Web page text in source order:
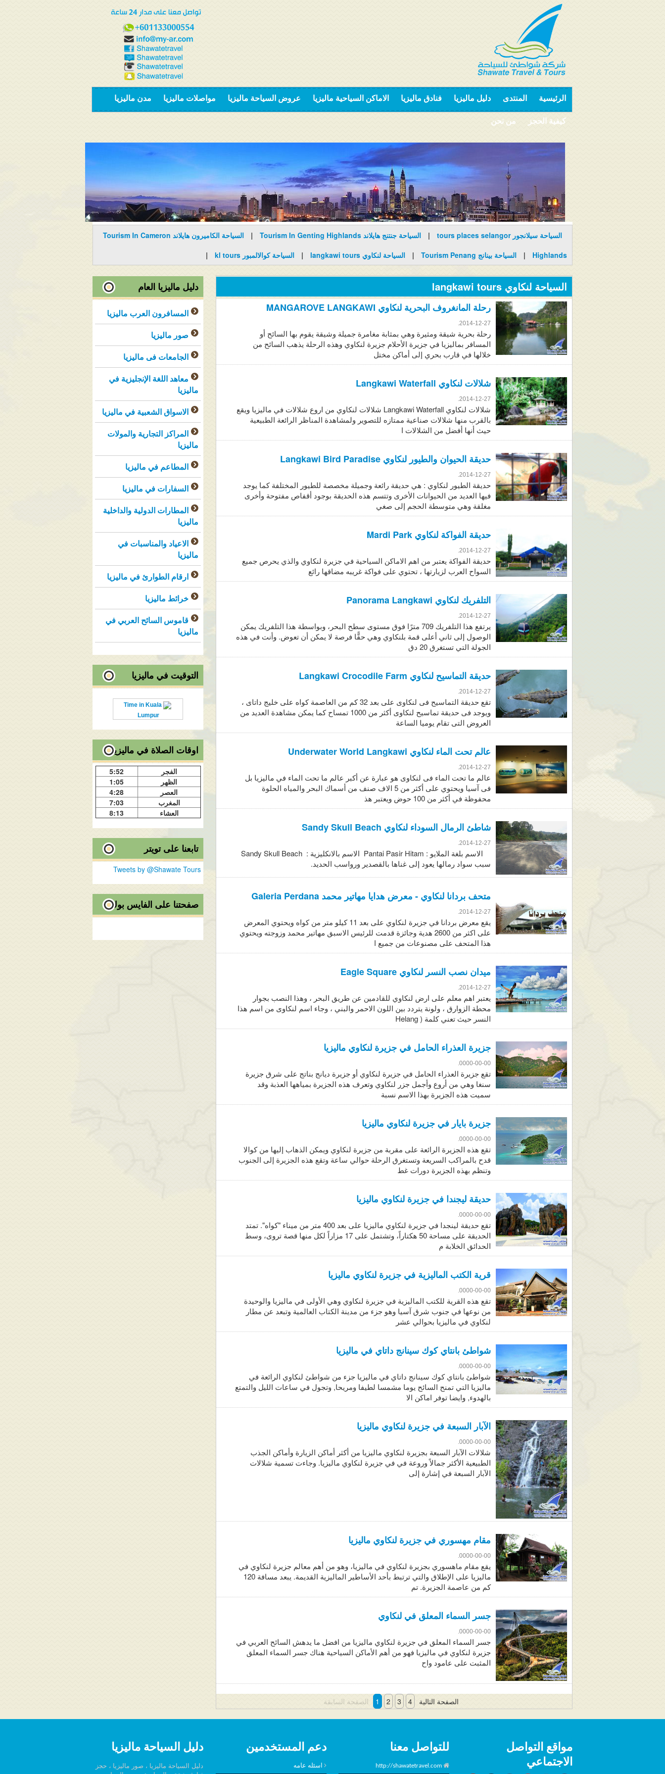
الرئيسية المنتدى دليل ماليزيا فنادق ماليزيا الاماكن السياحية ماليزيا عروض السياحة ماليزيا مواصلات ماليزيا مدن ماليزيا
كيفية الحجز من نحن
السياحة سيلانجور tours places selangor | السياحة جنتنج هايلاند Tourism In Genting Highlands |
السياحة الكاميرون هايلاند Tourism In Cameron
Highlands
| السياحة بينانج Tourism Penang | السياحة لنكاوي langkawi tours | السياحة كوالالمبور kl tours |
السياحة لنكاوي langkawi tours
رحلة المانغروف البحرية لنكاوي MANGAROVE LANGKAWI
2014-12-27.
رحلة بحرية شيقة ومثيرة وهي بمثابة مغامرة جميلة وشيقة يقوم بها السائح أو
المسافر بماليزيا في جزيرة الأحلام جزيرة لنكاوي وهذه الرحلة يذهب السائح من
خلالها في قارب بحري إلى أماكن مختل
شلالات لنكاوي Langkawi Waterfall
2014-12-27.
شلالات لنكاوي Langkawi Waterfall شلالات لنكاوي من اروع شلالات في ماليزيا ويقع
بالقرب منها شلالات صناعية ممتازه للتصوير ولمشاهدة المناظر الرائعة الطبيعية
حيث أنها أفضل من الشلالات ا
حديقة الحيوان والطيور لنكاوي Langkawi Bird Paradise
2014-12-27.
حديقة الطيور لنكاوي : هي حديقة رائعة وجميلة مخصصة للطيور المختلفة كما يوجد
فيها العديد من الحيوانات الأخرى وتتسم هذه الحديقة بوجود أقفاص مفتوحة وأخرى
مغلقة وهي متوسطة الحجم إلى صغي
حديقة الفواكة لنكاوي Mardi Park
2014-12-27.
حديقة الفواكة يعتبر من اهم الاماكن السياحية في جزيرة لنكاوي والذي يحرص جميع
السواح العرب لزيارتها ، تحتوي على فواكة غريبه مضاقها رائع
التلفريك لنكاوي Panorama Langkawi
2014-12-27.
يرتفع هذا التلفريك 709 مترًا فوق مستوى سطح البحر، وبواسطة هذا التلفريك يمكن
الوصول إلى ثاني أعلى قمة بلنكاوي وهي حقًّا فرصة لا يمكن أن تعوض. وأنت في هذه
الجولة التي تستغرق 20 دق
حديقة التماسيح لنكاوي Langkawi Crocodile Farm
2014-12-27.
تقع حديقة التماسيح فى لنكاوى على بعد 32 كم من العاصمة كواه على خليج داتاى ،
ويوجد فى حديقة تماسيح لنكاوى أكثر من 1000 تمساح كما يمكن مشاهدة العديد من
العروض التى تقام يوميا الساعة
عالم تحت الماء لنكاوي Underwater World Langkawi
2014-12-27.
عالم ما تحت الماء فى لنكاوى هو عبارة عن أكبر عالم ما تحت الماء في ماليزيا بل
فى آسيا ويحتوي على أكثر من 5 الاف صنف من أسماك البحر والمياه الحلوة
محفوظة في أكثر من 100 حوض ويعتبر هذ
شاطئ الرمال السوداء لنكاوي Sandy Skull Beach
2014-12-27.
الاسم بلغة الملايو : Pantai Pasir Hitam الاسم بالانكليزية : Sandy Skull Beach
سبب سواد رمالها يعود إلى غناها بالقصدير ورواسب الحديد.
متحف بردانا لنكاوي - معرض هدايا مهاتير محمد Galeria Perdana
2014-12-27.
يقع معرض بردانا في جزيرة لنكاوي على بعد 11 كيلو متر من كواه ويحتوي المعرض
على اكثر من 2600 هدية وجائزة قدمت للرئيس الاسبق مهاتير محمد وزوجته ويحتوي
هذا المتحف على مصنوعات من جميع ا
ميدان نصب النسر لنكاوي Eagle Square
2014-12-27.
يعتبر اهم معلم على ارض لنكاوي للقادمين عن طريق البحر ، وهذا النصب بجوار
محطة الزوارق ، ولونة يتردد بين اللون الاحمر والبني ، وجاء اسم لنكاوى من اسم هذا
النسر حيث تعني كلمة ( Helang
جزيرة العذراء الحامل في جزيرة لنكاوي ماليزيا
0000-00-00.
تقع جزيرة العذراء الحامل في جزيرة لنكاوي أو جزيرة ديانج بناتج على شرق جزيرة
سنغا وهي من أروع وأجمل جزر لنكاوي وتعرف هذه الجزيرة بمياهها العذبة وقد
سميت هذه الجزيرة بهذا الاسم نسبة
جزيرة بايار في جزيرة لنكاوي ماليزيا
0000-00-00.
تقع هذه الجزيرة الرائعة على مقربة من جزيرة لنكاوي ويمكن الذهاب إليها من كوالا
قدح بالمراكب السريعة وتستغرق الرحلة حوالي ساعة وتقع هذه الجزيرة إلى الجنوب
وتنظم بهذه الجزيرة دورات غط
حديقة ليجندا في جزيرة لنكاوي ماليزيا
0000-00-00.
تقع حديقة لينجدا في جزيرة لنكاوي ماليزيا على بعد 400 متر من ميناء "كواه". تمتد
الحديقة على مساحة 50 هكتاراً، وتشتمل على 17 مزاراً لكل منها قصة تروى، وسط
الحدائق الخلابة م
قرية الكتب الماليزية في جزيرة لنكاوي ماليزيا
0000-00-00.
تقع هذه القرية للكتب الماليزية في جزيرة لنكاوي وهي الأولى في ماليزيا والوحيدة
من نوعها في جنوب شرق آسيا وهو جزء من مدينة الكتاب العالمية وتبعد عن مطار
لنكاوي في ماليزيا بحوالي عشر
شواطئ بانتاي كوك سينانج داتاي في ماليزيا
0000-00-00.
شواطئ بانتاي كوك سينانج داتاي في ماليزيا جزء من شواطئ لنكاوي الرائعة في
ماليزيا التي تمنح السائح يوما مشمسا لطيفا ومريحا, وتجول في ساعات الليل والتمتع
بالهدوء, وايضا توفر اماكن الا
الآبار السبعة في جزيرة لنكاوي ماليزيا
0000-00-00.
شلالات الآبار السبعة بجزيرة لنكاوي ماليزيا من أكثر أماكن الزيارة وأماكن الجذب
الطبيعية الأكثر جمالاً وروعة في في جزيرة لنكاوي ماليزيا. وجاءت تسمية شلالات
الآبار السبعة في إشارة إلى
مقام مهسوري في جزيرة لنكاوي ماليزيا
0000-00-00.
يقع مقام ماهسوري بجزيرة لنكاوي في ماليزيا، وهو من أهم معالم جزيرة لنكاوي في
ماليزيا على الإطلاق والتي ترتبط بأحد الأساطير الماليزية القديمة. يبعد مسافة 120
كم من عاصمة الجزيرة. تم
جسر السماء المعلق في لنكاوي
0000-00-00.
جسر السماء المعلق في جزيرة لنكاوي ماليزيا من افضل ما يدهش السائح العربي في
جزيرة لنكاوي في ماليزيا فهو من أهم الأماكن السياحية هناك جسر السماء المعلق
المثبت على عامود واح
الصفحة السابقة 1 2 3 4 الصفحة التالية
دليل ماليزيا العام
المسافرون العرب ماليزيا
صور ماليزيا
الجامعات فى ماليزيا
معاهد اللغة الإنجليزية في
ماليزيا
الاسواق الشعبية في ماليزيا
المراكز التجارية والمولات
ماليزيا
المطاعم في ماليزيا
السفارات في ماليزيا
المطارات الدولية والداخلية
ماليزيا
الاعياد والمناسبات في
ماليزيا
ارقام الطوارئ في ماليزيا
خرائط ماليزيا
قاموس السائح العربي في
ماليزيا
التوقيت في ماليزيا
Time in Kuala
Lumpur
اوقات الصلاة في ماليزيا
الفجر
5:52
الظهر
1:05
العصر
4:28
المغرب
7:03
العشاء
8:13
تابعنا على تويتر
Tweets by @Shawate Tours
صفحتنا على الفايس بوك
دليل السياحة ماليزيا
دليل السياحة ماليزيا ، صور ماليزيا ، حجز
دعم المستخدمين
اسئله عامه
للتواصل معنا
http://shawatetravel.com
مواقع التواصل
الاجتماعي